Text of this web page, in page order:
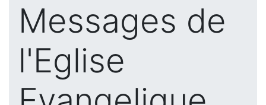
Messages de
l'Eglise